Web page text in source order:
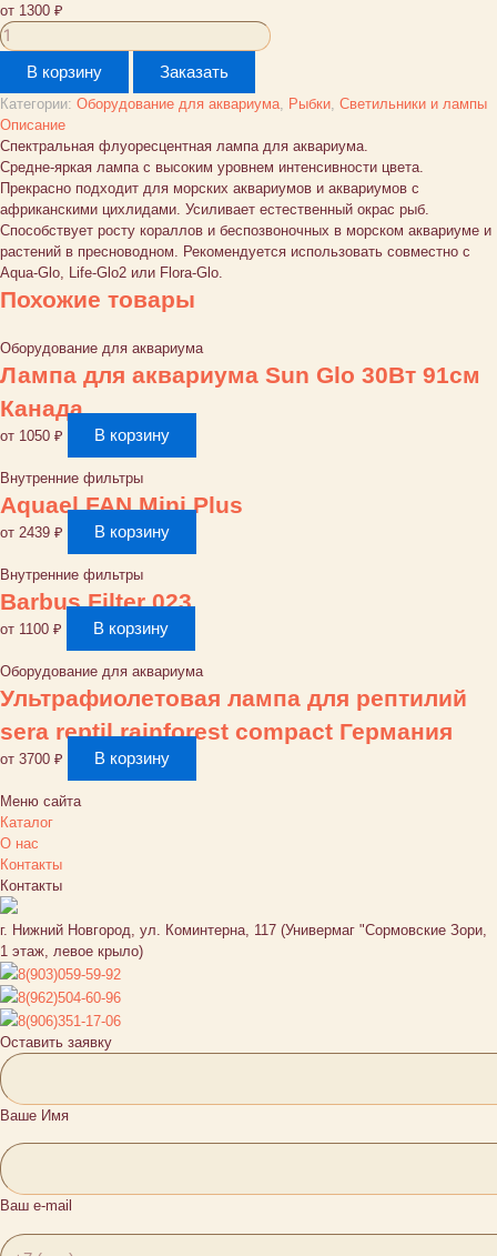
от 1300 ₽
Количество
товара
Лампа
для
аквариума
Power-
GLO
15
Вт
Канада
В корзину Заказать
Категории: Оборудование для аквариума Рыбки Светильники и лампы
Описание
Спектральная флуоресцентная лампа для аквариума.
Средне-яркая лампа с высоким уровнем интенсивности цвета.
Прекрасно подходит для морских аквариумов и аквариумов с
африканскими цихлидами. Усиливает естественный окрас рыб.
Способствует росту кораллов и беспозвоночных в морском аквариуме и
растений в пресноводном. Рекомендуется использовать совместно с
Aqua-Glo, Life-Glo2 или Flora-Glo.
Похожие товары
Оборудование для аквариума
Лампа для аквариума Sun Glo 30Вт 91см
Канада
от 1050 ₽ В корзину
Внутренние фильтры
Aquael FAN Mini Plus
от 2439 ₽ В корзину
Внутренние фильтры
Barbus Filter 023
от 1100 ₽ В корзину
Оборудование для аквариума
Ультрафиолетовая лампа для рептилий
sera reptil rainforest compact Германия
от 3700 ₽ В корзину
Меню сайта
Каталог
О нас
Контакты
Контакты
г. Нижний Новгород, ул. Коминтерна, 117 (Универмаг "Сормовские Зори,
1 этаж, левое крыло)
8(903)059-59-92
8(962)504-60-96
8(906)351-17-06
Оставить заявку
Ваше Имя
Ваш e-mail